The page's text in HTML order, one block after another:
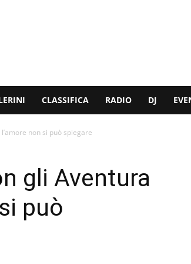
CLASSIFICA RADIO DJ
non si può spiegare
gli Aventura
può